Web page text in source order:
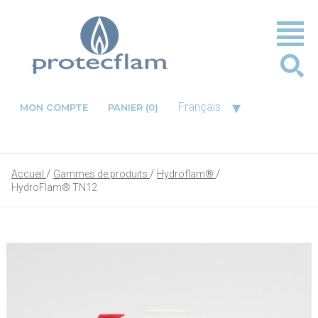
MON COMPTE PANIER (0) Français ▾
Accueil Gammes de produits
Hydroflam®
HydroFlam® TN12